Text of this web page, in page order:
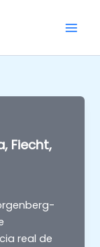
Fiecht,
real de